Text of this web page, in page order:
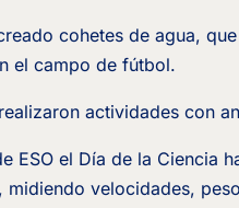
cohetes de agua,
el campo de fútbol.
actividades con
ESO el Día de la Ciencia
midiendo velocidades,